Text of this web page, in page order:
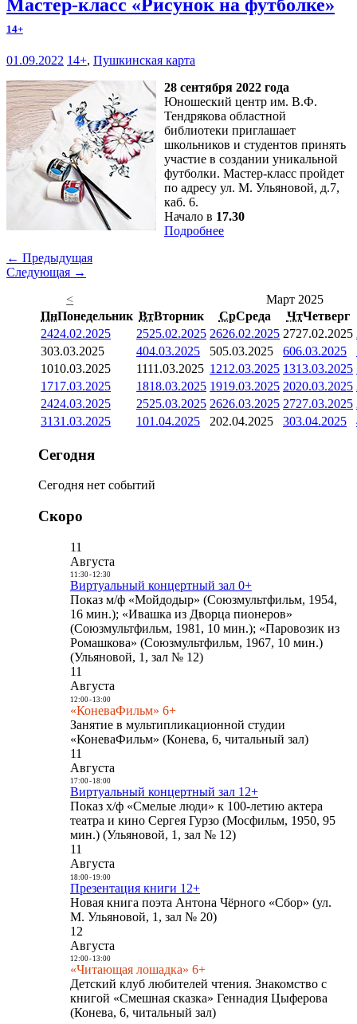
Мастер-класс «Рисунок на футболке»
14+
01.09.2022 14+, Пушкинская карта
28 сентября 2022 года
Юношеский центр им. В.Ф.
Тендрякова областной
библиотеки приглашает
школьников и студентов принять
участие в создании уникальной
футболки. Мастер-класс пройдет
по адресу ул. М. Ульяновой, д.7,
каб. 6.
Начало в 17.30
Подробнее
← Предыдущая
Следующая →
<
Март 2025
ПнПонедельник ВтВторник СрСреда ЧтЧетверг
2424.02.2025 2525.02.2025 2626.02.2025 2727.02.2025
303.03.2025 404.03.2025 505.03.2025 606.03.2025
1010.03.2025 1111.03.2025 1212.03.2025 1313.03.2025
1717.03.2025 1818.03.2025 1919.03.2025 2020.03.2025
2424.03.2025 2525.03.2025 2626.03.2025 2727.03.2025
3131.03.2025 101.04.2025 202.04.2025 303.04.2025
Сегодня
Сегодня нет событий
Скоро
11
Августа
11:30- 12:30
Виртуальный концертный зал 0+
Показ м/ф «Мойдодыр» (Союзмультфильм, 1954,
16 мин.); «Ивашка из Дворца пионеров»
(Союзмультфильм, 1981, 10 мин.); «Паровозик из
Ромашкова» (Союзмультфильм, 1967, 10 мин.)
(Ульяновой, 1, зал № 12)
11
Августа
12:00- 13:00
«КоневаФильм» 6+
Занятие в мультипликационной студии
«КоневаФильм» (Конева, 6, читальный зал)
11
Августа
17:00- 18:00
Виртуальный концертный зал 12+
Показ х/ф «Смелые люди» к 100-летию актера
театра и кино Сергея Гурзо (Мосфильм, 1950, 95
мин.) (Ульяновой, 1, зал № 12)
11
Августа
18:00- 19:00
Презентация книги 12+
Новая книга поэта Антона Чёрного «Сбор» (ул.
М. Ульяновой, 1, зал № 20)
12
Августа
12:00- 13:00
«Читающая лошадка» 6+
Детский клуб любителей чтения. Знакомство с
книгой «Смешная сказка» Геннадия Цыферова
(Конева, 6, читальный зал)